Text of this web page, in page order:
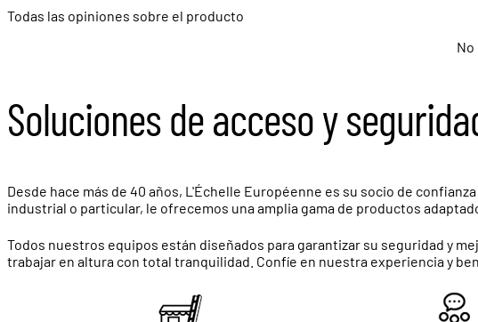
Todas las opiniones sobre el producto
No
Soluciones de acceso y
Desde hace más de 40 años, L'Échelle Européenne es su socio de
industrial o particular, le ofrecemos una amplia gama de productos
Todos nuestros equipos están diseñados para garantizar su seguridad y
trabajar en altura con total tranquilidad. Confíe en nuestra experiencia y